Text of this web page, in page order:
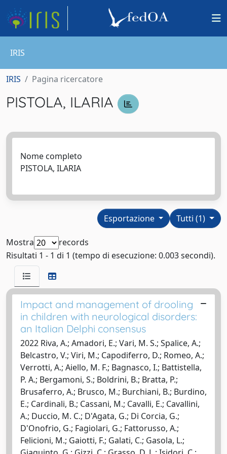
IRIS
IRIS Pagina ricercatore
PISTOLA, ILARIA
Nome completo
PISTOLA, ILARIA
Tutti (1)
Esportazione
Mostra
records
Risultati 1 - 1 di 1 (tempo di esecuzione: 0.003 secondi).
Impact and management of drooling
in children with neurological disorders:
an Italian Delphi consensus
2022 Riva, A.; Amadori, E.; Vari, M. S.; Spalice, A.;
Belcastro, V.; Viri, M.; Capodiferro, D.; Romeo, A.;
Verrotti, A.; Aiello, M. F.; Bagnasco, I.; Battistella,
P. A.; Bergamoni, S.; Boldrini, B.; Bratta, P.;
Brusaferro, A.; Brusco, M.; Burchiani, B.; Burdino,
E.; Cardinali, B.; Cassani, M.; Cavalli, E.; Cavallini,
A.; Duccio, M. C.; D'Agata, G.; Di Corcia, G.;
D'Onofrio, G.; Fagiolari, G.; Fattorusso, A.;
Felicioni, M.; Gaiotti, F.; Galati, C.; Gasola, L.;